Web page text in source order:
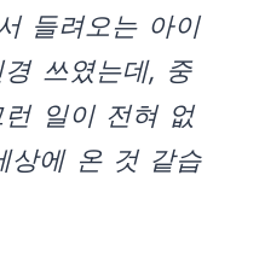
들려오는 아이
쓰였는데, 중
일이 전혀 없
상에 온 것 같습